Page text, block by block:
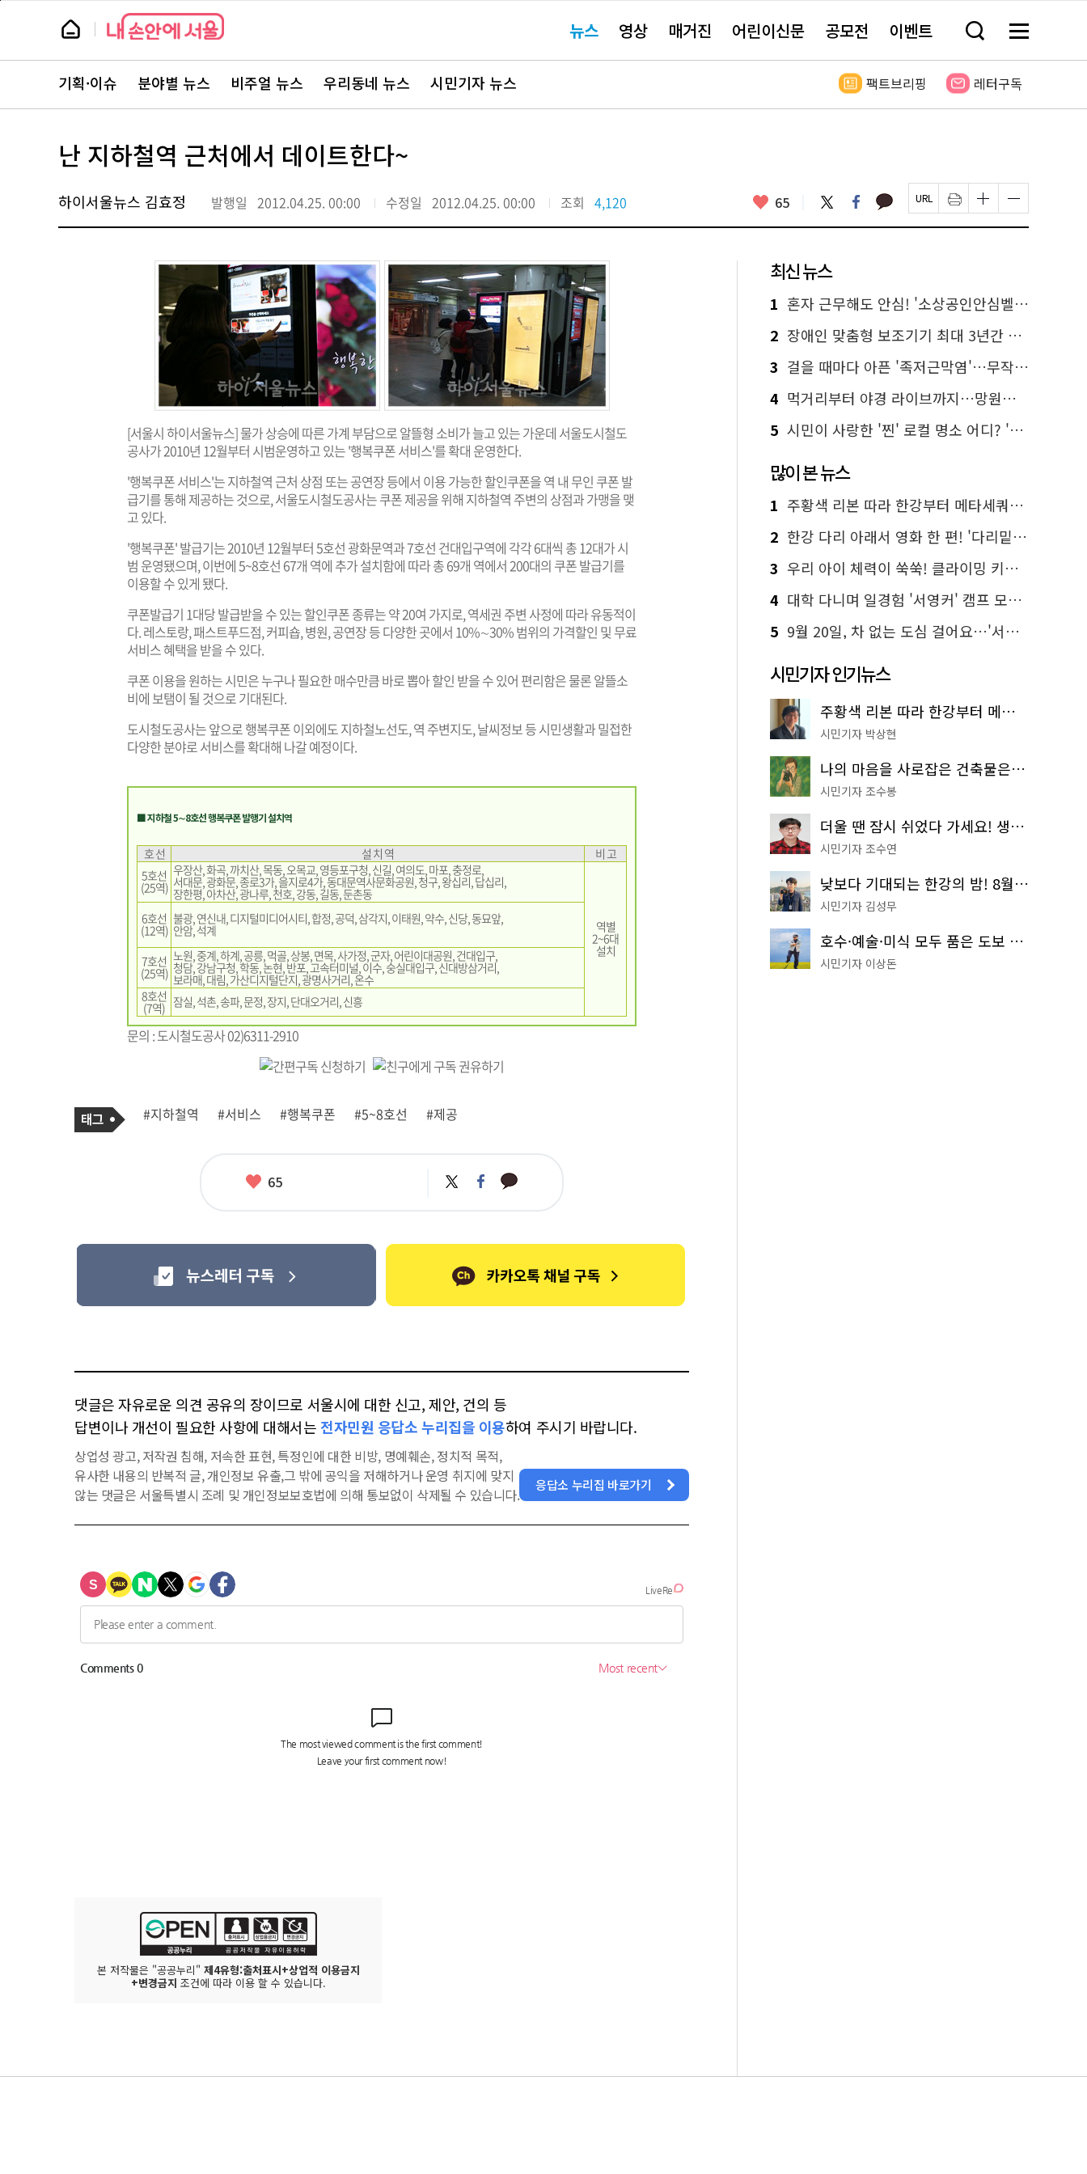
본
뉴
스 요뉴스 영상 매거진 어린이신문 공모전 이벤트 검
창
기
메
전
보
뉴
스
주
서
바
로
기획·이슈 분야별 뉴스 비주얼 뉴스 우리동네 뉴스 시민기자 뉴스 팩트브리핑 레터구독
난 지하철역 근처에서 데이트한다~
하이서울뉴스 김효정 발행일 2012.04.25. 00:00 수정일 2012.04.25. 00:00 조회 4,120 좋
요
65 트
위
터
페
이
스
카
카 페
이
지
인
쇄
하
글
자
크
하
기
글
자
크
하
기
[서울시 하이서울뉴스] 물가 상승에 따른 가계 부담으로 알뜰형 소비가 늘고 있는 가운데 서울도시철도
공사가 2010년 12월부터 시범운영하고 있는 '행복쿠폰 서비스'를 확대 운영한다.
'행복쿠폰 서비스'는 지하철역 근처 상점 또는 공연장 등에서 이용 가능한 할인쿠폰을 역 내 무인 쿠폰 발
급기를 통해 제공하는 것으로, 서울도시철도공사는 쿠폰 제공을 위해 지하철역 주변의 상점과 가맹을 맺
고 있다.
'행복쿠폰' 발급기는 2010년 12월부터 5호선 광화문역과 7호선 건대입구역에 각각 6대씩 총 12대가 시
범 운영됐으며, 이번에 5~8호선 67개 역에 추가 설치함에 따라 총 69개 역에서 200대의 쿠폰 발급기를
이용할 수 있게 됐다.
쿠폰발급기 1대당 발급받을 수 있는 할인쿠폰 종류는 약 20여 가지로, 역세권 주변 사정에 따라 유동적이
다. 레스토랑, 패스트푸드점, 커피숍, 병원, 공연장 등 다양한 곳에서 10%∼30% 범위의 가격할인 및 무료
서비스 혜택을 받을 수 있다.
쿠폰 이용을 원하는 시민은 누구나 필요한 매수만큼 바로 뽑아 할인 받을 수 있어 편리함은 물론 알뜰소
비에 보탬이 될 것으로 기대된다.
도시철도공사는 앞으로 행복쿠폰 이외에도 지하철노선도, 역 주변지도, 날씨정보 등 시민생활과 밀접한
다양한 분야로 서비스를 확대해 나갈 예정이다.
■ 지하철 5∼8호선 행복쿠폰 발행기 설치역
호 선 설 치 역
비 고
5호선
(25역)
우장산, 화곡, 까치산, 목동, 오목교, 영등포구청, 신길, 여의도, 마포, 충정로,
서대문, 광화문, 종로3가, 을지로4가, 동대문역사문화공원, 청구, 왕십리, 답십리,
장한평, 아차산, 광나루, 천호, 강동, 길동, 둔촌동
역별
2~6대
설치
6호선
(12역)
불광, 연신내, 디지털미디어시티, 합정, 공덕, 삼각지, 이태원, 약수, 신당, 동묘앞,
안암, 석계
7호선
(25역)
노원, 중계, 하계, 공릉, 먹골, 상봉, 면목, 사가정, 군자, 어린이대공원, 건대입구,
청담, 강남구청, 학동, 논현, 반포, 고속터미널, 이수, 숭실대입구, 신대방삼거리,
보라매, 대림, 가산디지털단지, 광명사거리, 온수
8호선
(7역) 잠실, 석촌, 송파, 문정, 장지, 단대오거리, 신흥
문의 : 도시철도공사 02)6311-2910
사
태
그
#지하철역 #서비스 #행복쿠폰 #5~8호선 #제공
좋
65 트
위
페
이
카
카
댓글은 자유로운 의견 공유의 장이므로 서울시에 대한 신고, 제안, 건의 등
답변이나 개선이 필요한 사항에 대해서는 전자민원 응답소 누리집을 이용하여 주시기 바랍니다.
상업성 광고, 저작권 침해, 저속한 표현, 특정인에 대한 비방, 명예훼손, 정치적 목적,
유사한 내용의 반복적 글, 개인정보 유출,그 밖에 공익을 저해하거나 운영 취지에 맞지
않는 댓글은 서울특별시 조례 및 개인정보보호법에 의해 통보없이 삭제될 수 있습니다.
응답소 누리집 바로가기
본 저작물은 "공공누리" 제4유형:출처표시+상업적 이용금지
+변경금지 조건에 따라 이용 할 수 있습니다.
최신 뉴스
1 혼자 근무해도 안심! '소상공인안심벨' 신청하세요
2 장애인 맞춤형 보조기기 최대 3년간 무상 대여…삶의 질 높인다
3 걸을 때마다 아픈 '족저근막염'…무작정 참지 말고 '이것' 해보세요!
4 먹거리부터 야경 라이브까지…망원한강공원 알짜 코스
5 시민이 사랑한 '찐' 로컬 명소 어디? '서울에디션25' 추천 코스
많이 본 뉴스
1 주황색 리본 따라 한강부터 메타세쿼이아 숲길까지…서울둘레길 15코스
2 한강 다리 아래서 영화 한 편! '다리밑 영화관' 무료 상영
3 우리 아이 체력이 쑥쑥! 클라이밍 키즈카페·어린이 체력장
4 대학 다니며 일경험 '서영커' 캠프 모집…전액 무료
5 9월 20일, 차 없는 도심 걸어요…'서울 걷자 페스티벌' 선착순 5천명
시민기자 인기뉴스
주황색 리본 따라 한강부터 메타세쿼이아 숲길까지…서울둘레길 15코스
시민기자 박상현
나의 마음을 사로잡은 건축물은? '서울시 건축상' 수상작 공개!
시민기자 조수봉
더울 땐 잠시 쉬었다 가세요! 생수 냉장고부터 해피소·무더위쉼터까지
시민기자 조수연
낮보다 기대되는 한강의 밤! 8월 한정 무료 '한강 밤핑' 예약은?
시민기자 김성무
호수·예술·미식 모두 품은 도보 코스! 서울식물원~LG아트센터~마곡테라스거리
시민기자 이상돈
페